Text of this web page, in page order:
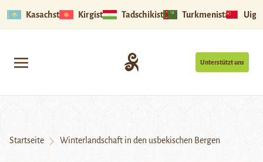
Kasachstan Kirgistan Tadschikistan Turkmenistan
Unterstützt uns
Startseite Winterlandschaft in den usbekischen Bergen